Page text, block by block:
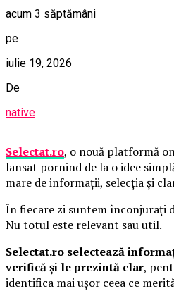
acum 3 săptămâni
pe
iulie 19, 2026
De
native
Selectat.ro, o nouă platformă
lansat pornind de la o idee
mare de informații, selecția și
În fiecare zi suntem înconjurați
Nu totul este relevant sau util.
Selectat.ro selectează
verifică și le prezintă clar,
identifica mai ușor ceea ce